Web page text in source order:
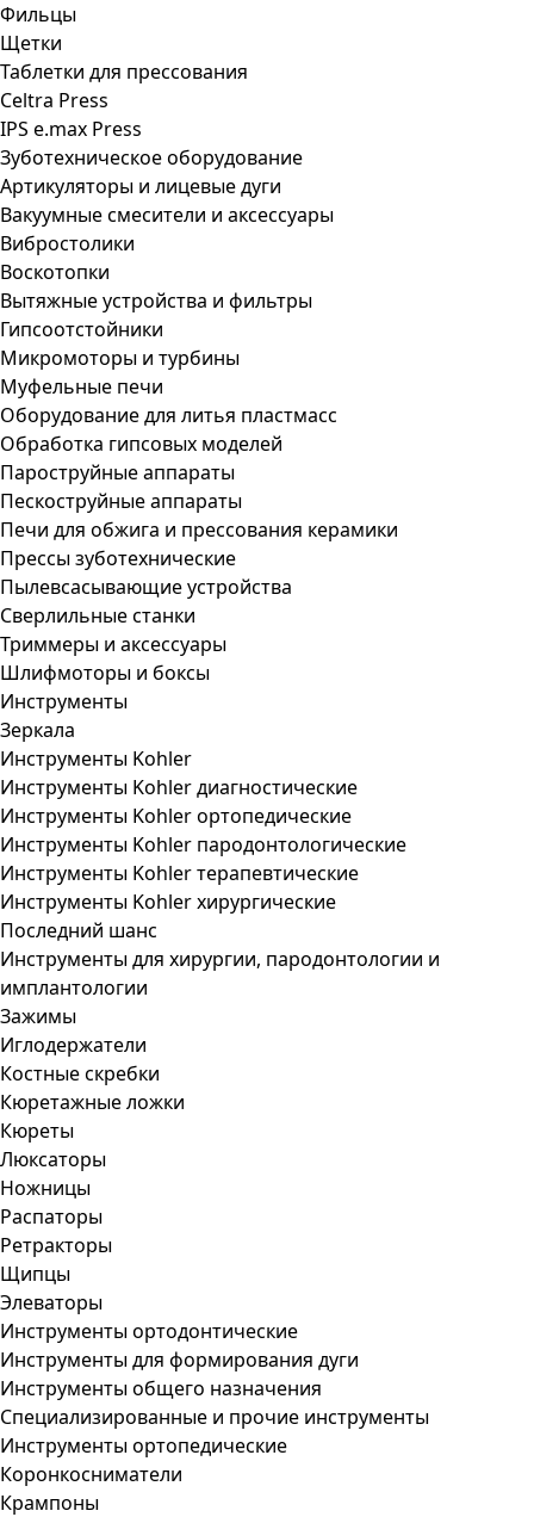
Фильцы
Щетки
Таблетки для прессования
Celtra Press
IPS e.max Press
Зуботехническое оборудование
Артикуляторы и лицевые дуги
Вакуумные смесители и аксессуары
Вибростолики
Воскотопки
Вытяжные устройства и фильтры
Гипсоотстойники
Микромоторы и турбины
Муфельные печи
Оборудование для литья пластмасс
Обработка гипсовых моделей
Пароструйные аппараты
Пескоструйные аппараты
Печи для обжига и прессования керамики
Прессы зуботехнические
Пылевсасывающие устройства
Сверлильные станки
Триммеры и аксессуары
Шлифмоторы и боксы
Инструменты
Зеркала
Инструменты Kohler
Инструменты Kohler диагностические
Инструменты Kohler ортопедические
Инструменты Kohler пародонтологические
Инструменты Kohler терапевтические
Инструменты Kohler хирургические
Последний шанс
Инструменты для хирургии, пародонтологии и
имплантологии
Зажимы
Иглодержатели
Костные скребки
Кюретажные ложки
Кюреты
Люксаторы
Ножницы
Распаторы
Ретракторы
Щипцы
Элеваторы
Инструменты ортодонтические
Инструменты для формирования дуги
Инструменты общего назначения
Специализированные и прочие инструменты
Инструменты ортопедические
Коронкосниматели
Крампоны